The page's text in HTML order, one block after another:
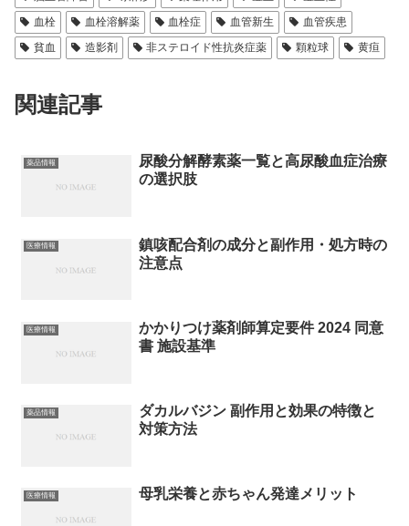
血栓
血栓溶解薬 血栓症 血管新生
血管疾患
貧血
造影剤 非ステロイド性抗炎症薬 顆粒球 黄疸
関連記事
薬品情報
尿酸分解酵素薬一覧と高尿酸血症治療
の選択肢
医療情報
鎮咳配合剤の成分と副作用・処方時の
注意点
医療情報
かかりつけ薬剤師算定要件 2024 同意
書 施設基準
薬品情報
ダカルバジン 副作用と効果の特徴と
対策方法
医療情報 母乳栄養と赤ちゃん発達メリット